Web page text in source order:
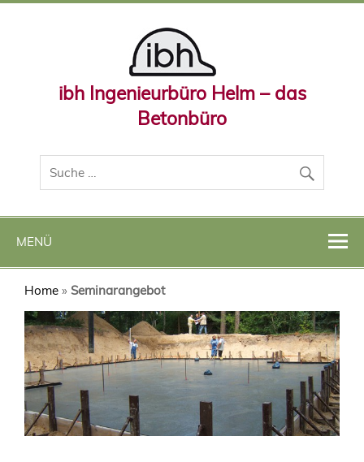
ibh Ingenieurbüro Helm – das
Betonbüro
MENÜ
Home » Seminarangebot